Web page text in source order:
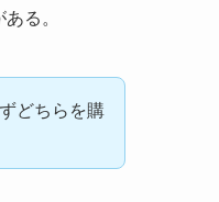
る。
どちらを購